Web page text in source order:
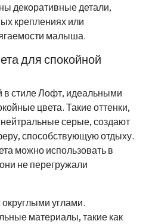
декоративные детали,
креплениях или
малыша.
для спокойной
стиле Лофт, идеальными
цвета. Такие оттенки,
серые, создают
способствующую отдыху.
можно использовать в
не перегружали
углами.
материалы, такие как